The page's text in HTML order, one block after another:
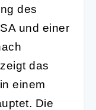
des
und einer
das
einem
Die